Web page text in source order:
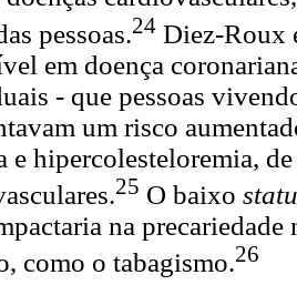
pessoas.24 Diez-Roux
em doença
- que pessoas
um risco
e hipercolesteloremia,
25 O baixo
na
como o tabagismo.26